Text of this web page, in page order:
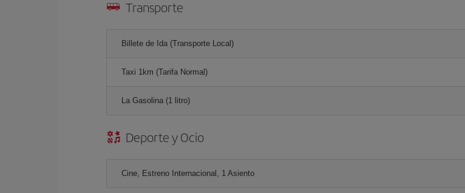
Transporte
Billete de Ida (Transporte Local)
Taxi 1km (Tarifa Normal)
La Gasolina (1 litro)
Deporte y Ocio
Cine, Estreno Internacional, 1 Asiento